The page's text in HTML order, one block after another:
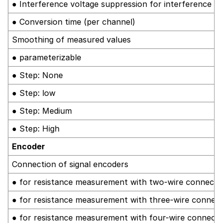
● Interference voltage suppression for interference
● Conversion time (per channel)
Smoothing of measured values
● parameterizable
● Step: None
● Step: low
● Step: Medium
● Step: High
Encoder
Connection of signal encoders
● for resistance measurement with two-wire
● for resistance measurement with three-wire
● for resistance measurement with four-wire